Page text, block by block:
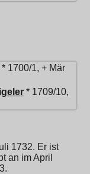
* 1700/1, + Mär
* 1709/10,
1732. Er ist
an im April